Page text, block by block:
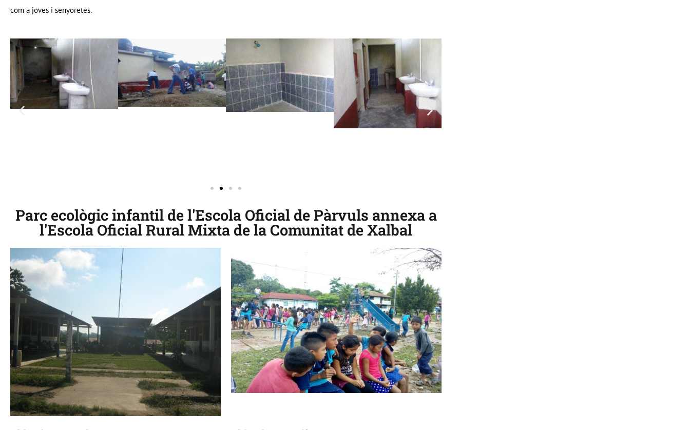
com a joves i senyoretes.
Parc ecològic infantil de l'Escola Oficial de Pàrvuls annexa a
l'Escola Oficial Rural Mixta de la Comunitat de Xalbal